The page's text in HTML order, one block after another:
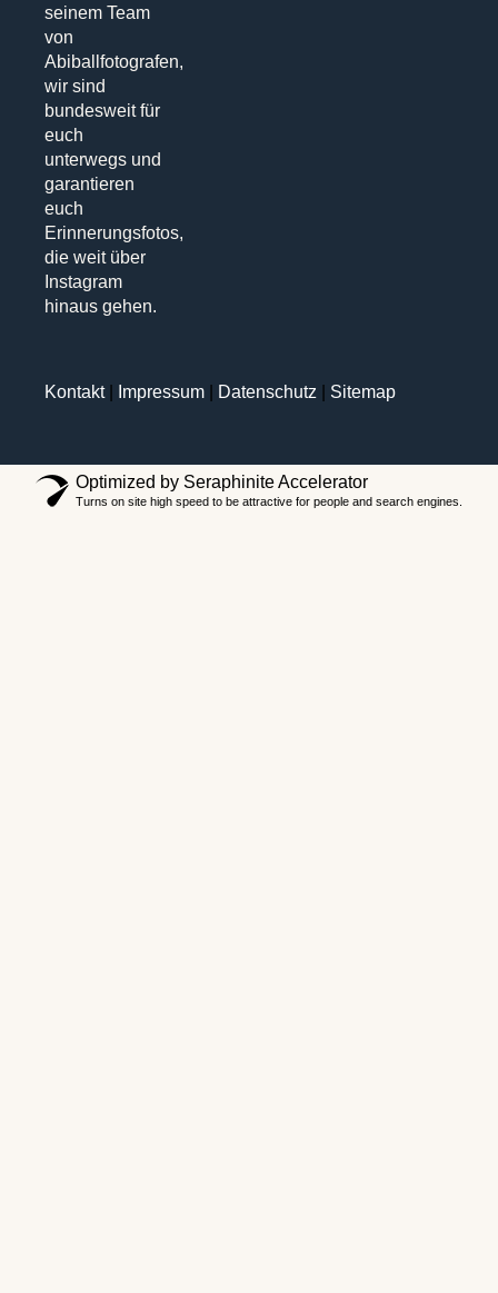
seinem Team
von
Abiballfotografen,
wir sind
bundesweit für
euch
unterwegs und
garantieren
euch
Erinnerungsfotos,
die weit über
Instagram
hinaus gehen.
Kontakt| Impressum Datenschutz Sitemap
Optimized by Seraphinite Accelerator
Turns on site high speed to be attractive for people and search engines.